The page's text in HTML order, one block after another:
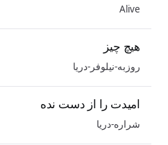
Alive
هیچ چیز
روزبه-نیلوفر-دریا
امیدت را از دست نده
شراره-دریا